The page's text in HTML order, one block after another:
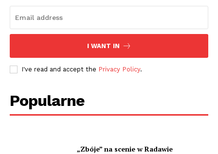
I WANT IN
I've read and accept the Privacy Policy.
Popularne
„Zbóje” na scenie w Radawie